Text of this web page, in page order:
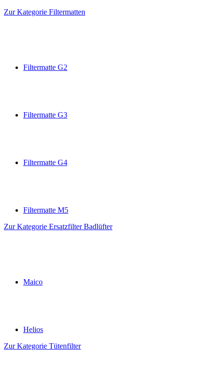
Zur Kategorie Filtermatten
Filtermatte G2
Filtermatte G3
Filtermatte G4
Filtermatte M5
Zur Kategorie Ersatzfilter Badlüfter
Maico
Helios
Zur Kategorie Tütenfilter